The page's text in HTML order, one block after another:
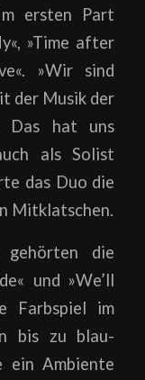
ersten Part
»Time after
»Wir sind
der Musik der
Das hat uns
als Solist
das Duo die
Mitklatschen.
gehörten die
und »We’ll
Farbspiel im
bis zu blau-
ein Ambiente